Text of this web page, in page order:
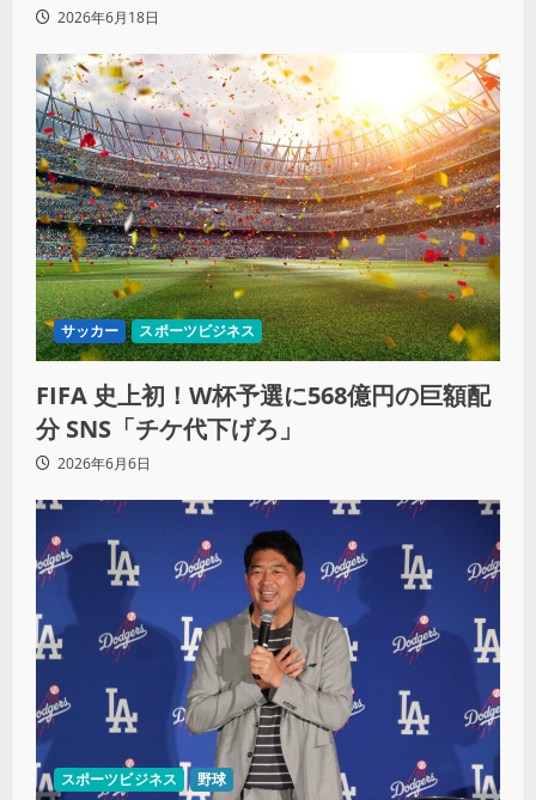
2026年6月18日
サッカー スポーツビジネス
FIFA 史上初！W杯予選に568億円の巨額配
分 SNS「チケ代下げろ」
2026年6月6日
スポーツビジネス 野球